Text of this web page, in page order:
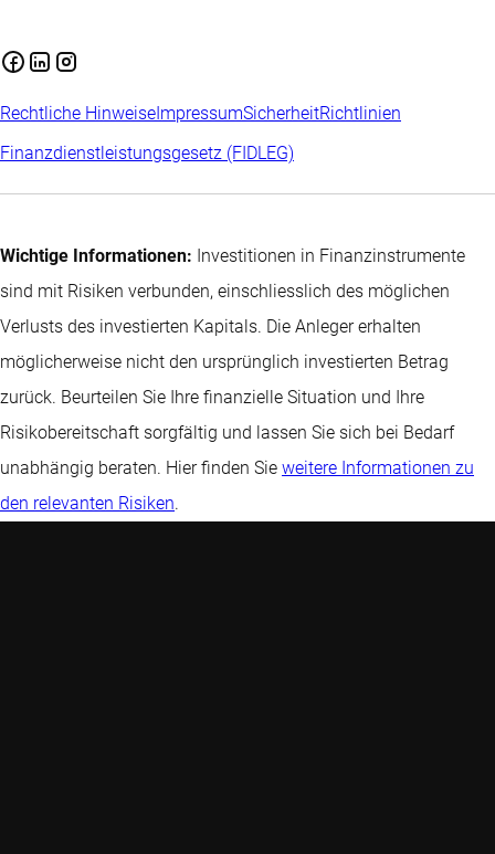
Rechtliche Hinweise ImpressumSicherheitRichtlinien
Finanzdienstleistungsgesetz (FIDLEG)
Wichtige Informationen: Investitionen in Finanzinstrumente
sind mit Risiken verbunden, einschliesslich des möglichen
Verlusts des investierten Kapitals. Die Anleger erhalten
möglicherweise nicht den ursprünglich investierten Betrag
zurück. Beurteilen Sie Ihre finanzielle Situation und Ihre
Risikobereitschaft sorgfältig und lassen Sie sich bei Bedarf
unabhängig beraten. Hier finden Sie weitere Informationen zu
den relevanten Risiken.